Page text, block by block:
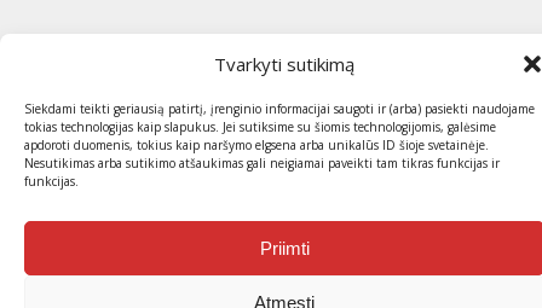
Tvarkyti sutikimą
Siekdami teikti geriausią patirtį, įrenginio informacijai saugoti ir (arba) pasiekti naudojame
tokias technologijas kaip slapukus. Jei sutiksime su šiomis technologijomis, galėsime
apdoroti duomenis, tokius kaip naršymo elgsena arba unikalūs ID šioje svetainėje.
Nesutikimas arba sutikimo atšaukimas gali neigiamai paveikti tam tikras funkcijas ir
funkcijas.
Priimti
Atmesti